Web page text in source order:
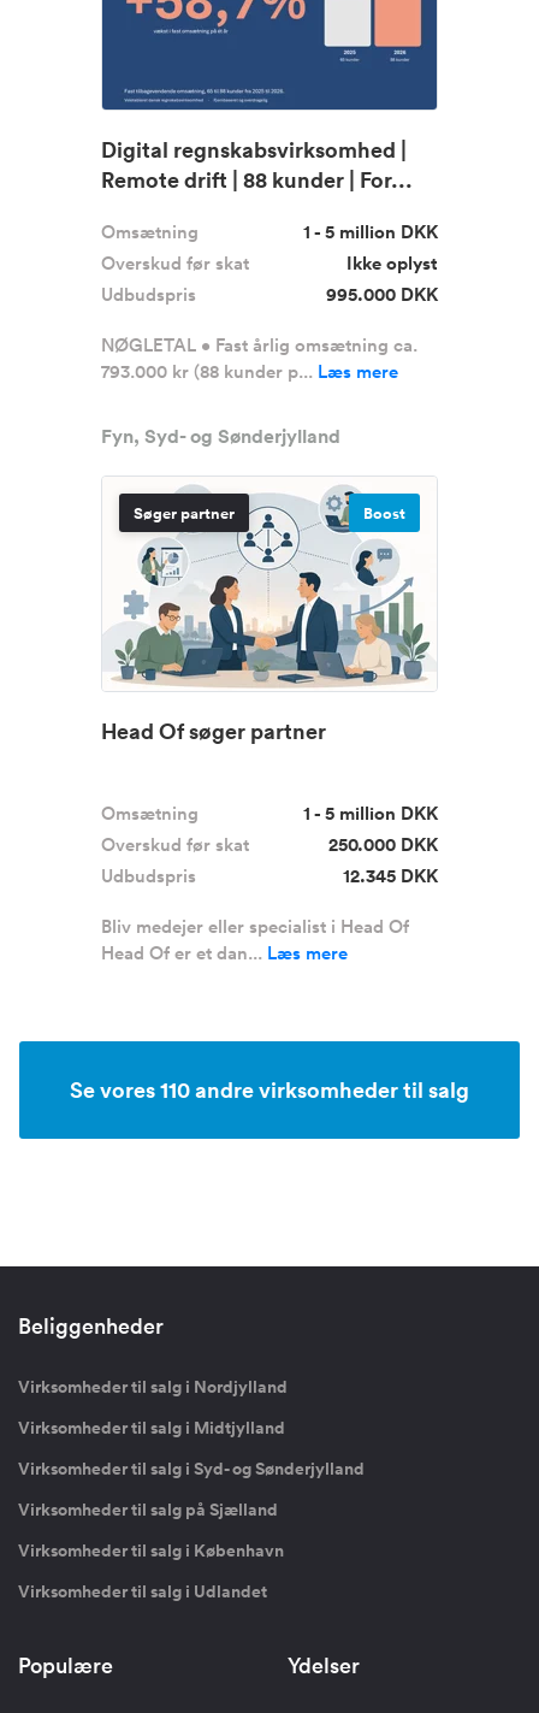
Digital regnskabsvirksomhed |
Remote drift | 88 kunder | For...
Omsætning
1 - 5 million DKK
Overskud før skat
Ikke oplyst
Udbudspris
995.000 DKK
NØGLETAL • Fast årlig omsætning ca.
793.000 kr (88 kunder p... Læs mere
Fyn, Syd- og Sønderjylland
Søger partner Boost
Head Of søger partner
Omsætning
1 - 5 million DKK
Overskud før skat
250.000 DKK
Udbudspris
12.345 DKK
Bliv medejer eller specialist i Head Of
Head Of er et dan... Læs mere
Se vores 110 andre virksomheder til salg
Beliggenheder
Virksomheder til salg i Nordjylland
Virksomheder til salg i Midtjylland
Virksomheder til salg i Syd- og Sønderjylland
Virksomheder til salg på Sjælland
Virksomheder til salg i København
Virksomheder til salg i Udlandet
Populære Ydelser